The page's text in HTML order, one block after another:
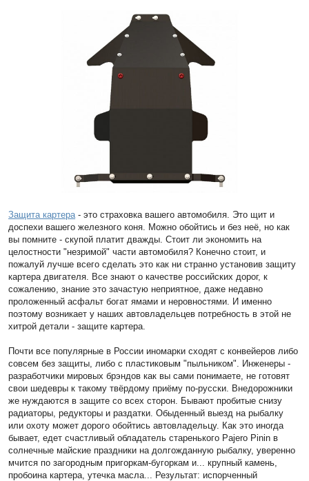
Защита картера - это страховка вашего автомобиля. Это щит и
доспехи вашего железного коня. Можно обойтись и без неё, но как
вы помните - скупой платит дважды. Стоит ли экономить на
целостности "незримой" части автомобиля? Конечно стоит, и
пожалуй лучше всего сделать это как ни странно установив защиту
картера двигателя. Все знают о качестве российских дорог, к
сожалению, знание это зачастую неприятное, даже недавно
проложенный асфальт богат ямами и неровностями. И именно
поэтому возникает у наших автовладельцев потребность в этой не
хитрой детали - защите картера.
Почти все популярные в России иномарки сходят с конвейеров либо
совсем без защиты, либо с пластиковым "пыльником". Инженеры -
разработчики мировых брэндов как вы сами понимаете, не готовят
свои шедевры к такому твёрдому приёму по-русски. Внедорожники
же нуждаются в защите со всех сторон. Бывают пробитые снизу
радиаторы, редукторы и раздатки. Обыденный выезд на рыбалку
или охоту может дорого обойтись автовладельцу. Как это иногда
бывает, едет счастливый обладатель старенького Pajero Pinin в
солнечные майские праздники на долгожданную рыбалку, уверенно
мчится по загородным пригоркам-бугоркам и... крупный камень,
пробоина картера, утечка масла... Результат: испорченный